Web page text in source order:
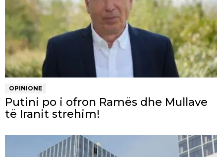
OPINIONE
Putini po i ofron Ramës dhe Mullave
të Iranit strehim!